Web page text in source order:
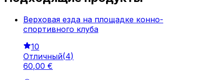
Верховая езда на площадке конно-
спортивного клуба
10
Отличный(4)
60,00 €